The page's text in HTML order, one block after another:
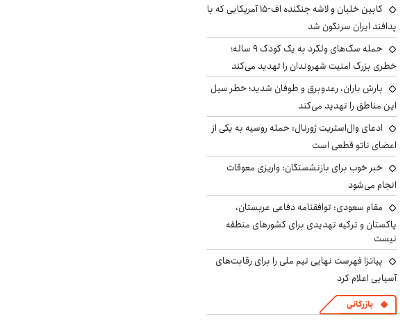
کابین خلبان و لاشه جنگنده اف-۱۵ آمریکایی که با
پدافند ایران سرنگون شد
حمله سگ‌های ولگرد به یک کودک ۹ ساله؛
خطری بزرگ امنیت شهروندان را تهدید می‌کند
بارش باران، رعدوبرق و طوفان شدید؛ خطر سیل
این مناطق را تهدید می‌کند
ادعای وال‌استریت ژورنال: حمله روسیه به یکی از
اعضای ناتو قطعی است
خبر خوب برای بازنشستگان: واریزی معوقات
انجام می‌شود
مقام سعودی: توافقنامه دفاعی عربستان،
پاکستان و ترکیه تهدیدی برای کشورهای منطقه
نیست
پیاتزا فهرست نهایی تیم ملی را برای رقابت‌های
آسیایی اعلام کرد
بازرگانی